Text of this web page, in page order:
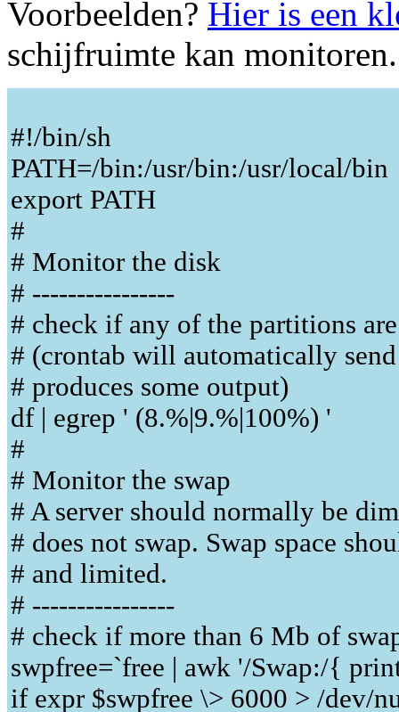
Voorbeelden? Hier is een
schijfruimte kan monitoren.
#!/bin/sh
PATH=/bin:/usr/bin:/usr/local/bin
export PATH
#
# Monitor the disk
# ----------------
# check if any of the partitions
# (crontab will automatically
# produces some output)
df | egrep ' (8.%|9.%|100%) '
#
# Monitor the swap
# A server should normally be
# does not swap. Swap space
# and limited.
# ----------------
# check if more than 6 Mb of
swpfree=`free | awk '/Swap:/{
if expr $swpfree \> 6000 > /dev/